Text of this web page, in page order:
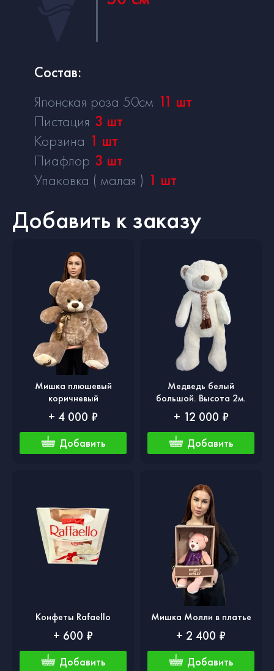
Состав:
Японская роза 50см 11 шт
Пистация 3 шт
Корзина 1 шт
Пиафлор 3 шт
Упаковка ( малая ) 1 шт
Добавить к заказу
Мишка плюшевый
коричневый
+ 4 000 ₽
Добавить
Медведь белый
большой. Высота 2м.
+ 12 000 ₽
Добавить
Конфеты Rafaello
+ 600 ₽
Добавить
Мишка Молли в платье
+ 2 400 ₽
Добавить